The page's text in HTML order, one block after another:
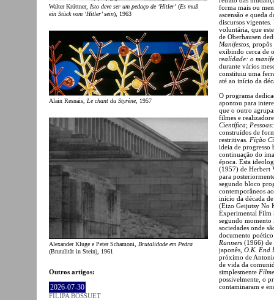
Walter Krüttner, Isto deve ser um pedaço de ‘Hitler’ (Es muß
ein Stück vom ‘Hitler’ sein), 1963
Alain Resnais, Le chant du Styrène, 1957
Alexander Kluge e Peter Schamoni, Brutalidade em Pedra
(Brutalität in Stein), 1961
Outros artigos:
2026-07-30
FILIPA BOSSUET
forma mais ou
ascensão e queda
discursos
voluntária, que
de Oberhausen
Manifestos ,
exibindo cerca de
realidade: o
durante vários
constituiu uma
até ao início da
O programa
apontou para
que o outro
filmes e
Científica;
construídos de
restritivas. Fição
ideia de progresso
continuação do
época. Esta
(1957) de Herbert
para
segundo bloco
contemporâneos
início da década
(Eizo Geijutsy No
Experimental Film
segundo momento
sociedades onde
documento
Runners (1966) de
japonês, O.K. End
próximo de
de vida da
simplesmente
possivelmente, o
contaminaram e